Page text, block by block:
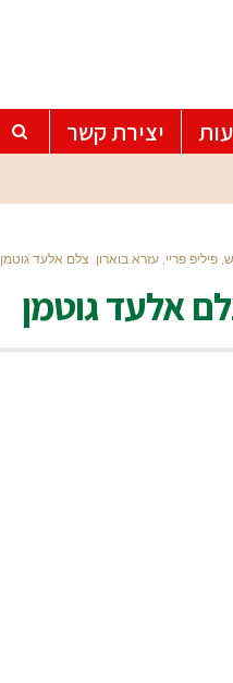
יצירת קשר
פיליפ פריי, עזרא בוארון. צלם אלעד גוטמן
אלעד גוטמן